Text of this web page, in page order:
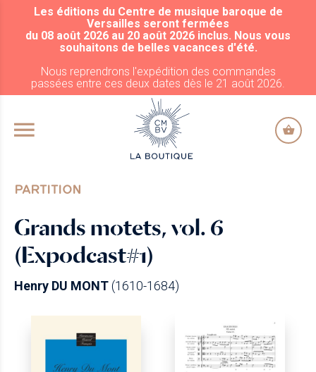
ALLER AU CONTENU PRINCIPAL
Les éditions du Centre de musique baroque de
Versailles seront fermées
du 08 août 2026 au 20 août 2026 inclus. Nous vous
souhaitons de belles vacances d'été.
Nous reprendrons l'expédition des commandes
passées entre ces deux dates dès le 21 août 2026.
PARTITION
Grands motets, vol. 6
(Expodcast#1)
Henry DU MONT(1610-1684)